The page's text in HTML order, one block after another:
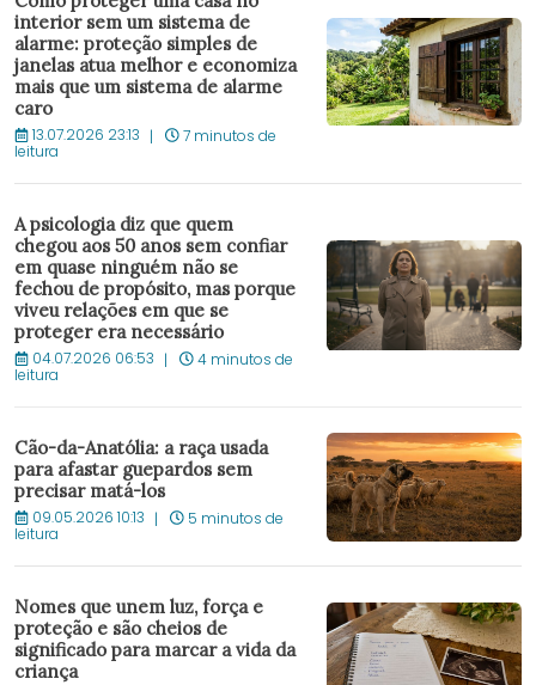
interior sem um sistema de
alarme: proteção simples de
janelas atua melhor e economiza
mais que um sistema de alarme
caro
13.07.2026 23:13 7 minutos de
leitura
A psicologia diz que quem
chegou aos 50 anos sem confiar
em quase ninguém não se
fechou de propósito, mas porque
viveu relações em que se
proteger era necessário
04.07.2026 06:53 4 minutos de
leitura
Cão-da-Anatólia: a raça usada
para afastar guepardos sem
precisar matá-los
09.05.2026 10:13 5 minutos de
leitura
Nomes que unem luz, força e
proteção e são cheios de
significado para marcar a vida da
criança